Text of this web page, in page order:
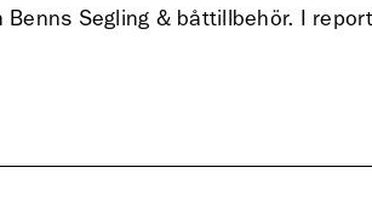
Segling & båttillbehör. I